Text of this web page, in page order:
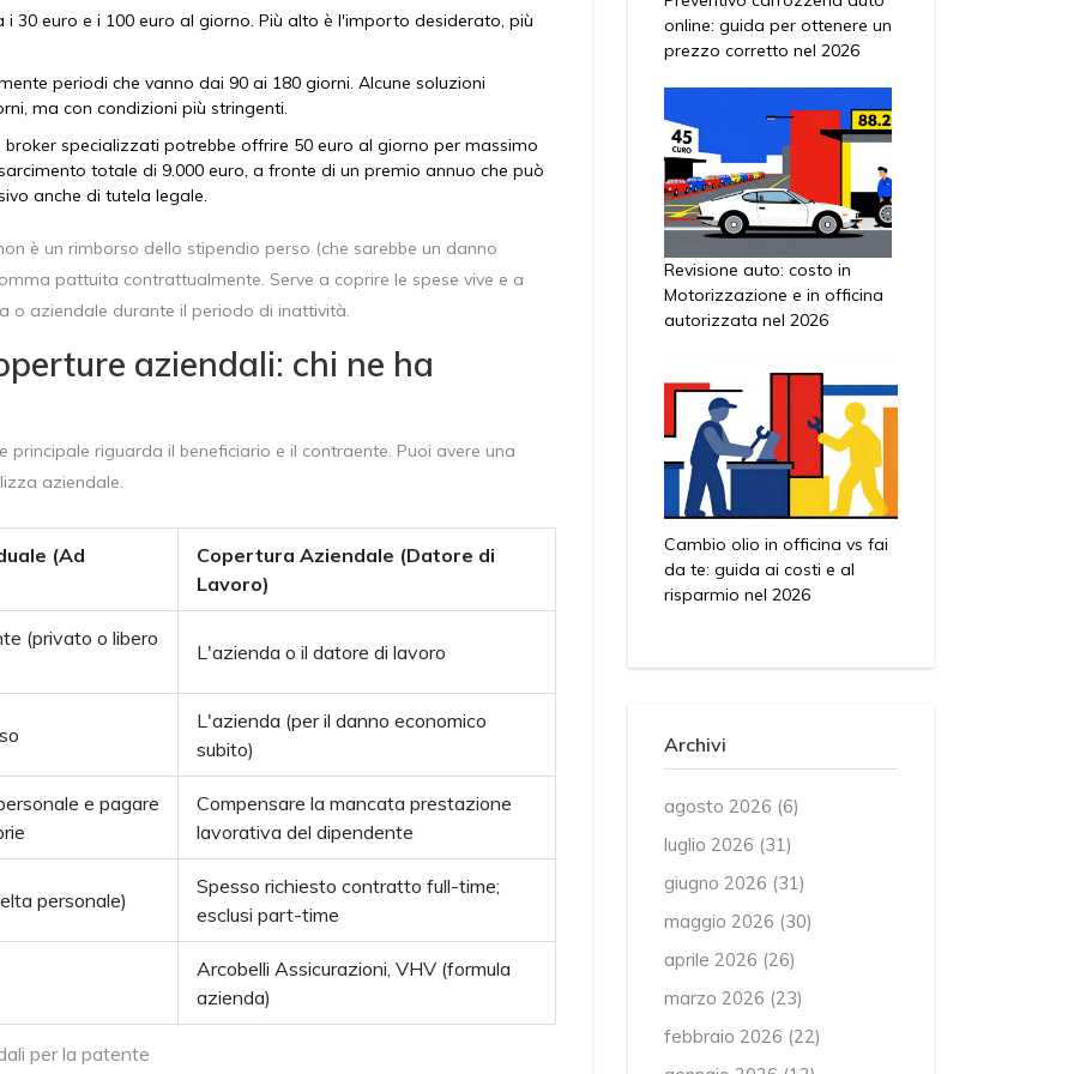
30 euro e i 100 euro al giorno. Più alto è l'importo desiderato, più
periodi che vanno dai 90 ai 180 giorni. Alcune soluzioni
ma con condizioni più stringenti.
specializzati potrebbe offrire 50 euro al giorno per massimo
totale di 9.000 euro, a fronte di un premio annuo che può
anche di tutela legale.
è un rimborso dello stipendio perso (che sarebbe un danno
pattuita contrattualmente. Serve a coprire le spese vive e a
o aziendale durante il periodo di inattività.
aziendali: chi ne ha
riguarda il beneficiario e il contraente. Puoi avere una
aziendale.
per la patente
(Ad
Copertura Aziendale (Datore di
Lavoro)
(privato o libero
L'azienda o il datore di lavoro
L'azienda (per il danno economico
subito)
e pagare
Compensare la mancata prestazione
lavorativa del dipendente
personale)
Spesso richiesto contratto full-time;
esclusi part-time
Arcobelli Assicurazioni, VHV (formula
azienda)
online: guida per ottenere un
prezzo corretto nel 2026
Revisione auto: costo in
Motorizzazione e in officina
autorizzata nel 2026
Cambio olio in officina vs fai
da te: guida ai costi e al
risparmio nel 2026
Archivi
agosto 2026 (6)
luglio 2026 (31)
giugno 2026 (31)
maggio 2026 (30)
aprile 2026 (26)
marzo 2026 (23)
febbraio 2026 (22)